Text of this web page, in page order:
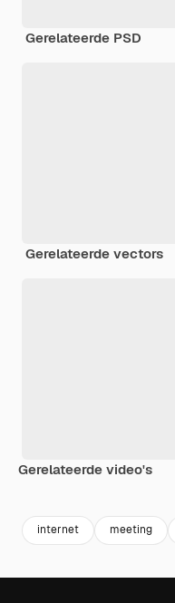
Gerelateerde PSD
Gerelateerde vectors
Gerelateerde video's
internet meeting